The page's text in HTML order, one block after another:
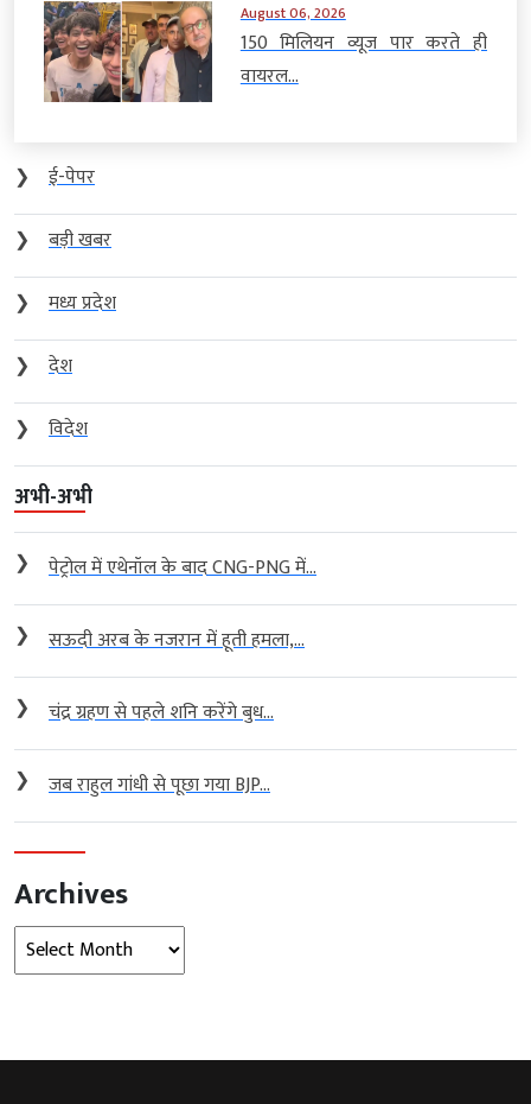
August 06, 2026
150 मिलियन व्यूज पार करते ही
वायरल...
❯
ई-पेपर
❯
बड़ी खबर
❯
मध्य प्रदेश
❯
देश
❯
विदेश
अभी-अभी
❯ पेट्रोल में एथेनॉल के बाद CNG-PNG में...
❯ सऊदी अरब के नजरान में हूती हमला,...
❯ चंद्र ग्रहण से पहले शनि करेंगे बुध...
❯ जब राहुल गांधी से पूछा गया BJP...
Archives
Archives